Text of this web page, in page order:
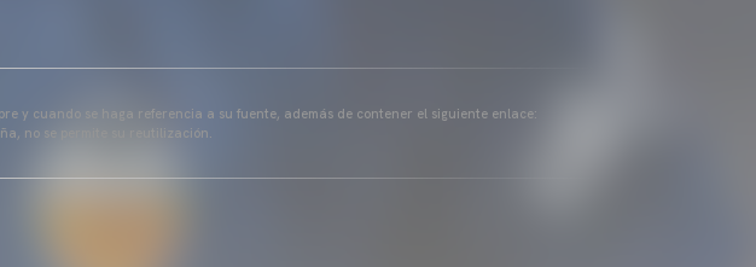
y cuando se haga referencia a su fuente, además de contener el siguiente enlace:
no se permite su reutilización.